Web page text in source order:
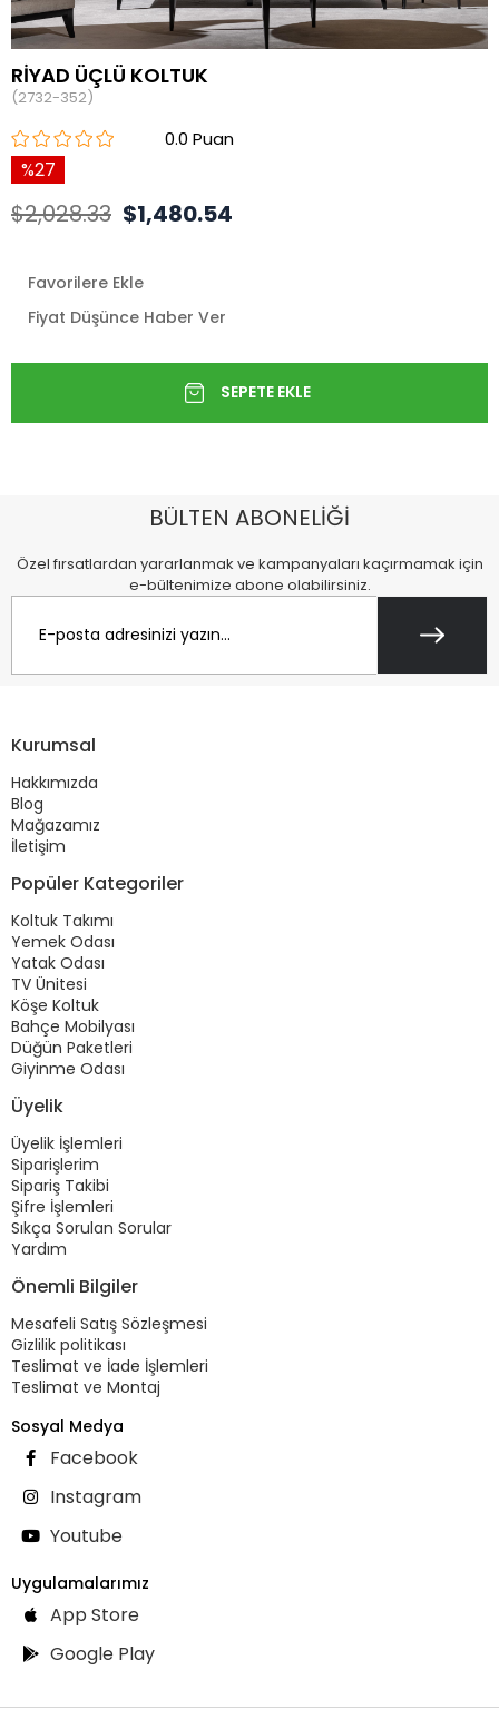
RİYAD ÜÇLÜ KOLTUK
(2732-352)
0.0
27
$2,028.33 $1,480.54
Favorilere Ekle
Fiyat Düşünce Haber Ver
BÜLTEN ABONELİĞİ
Özel fırsatlardan yararlanmak ve kampanyaları kaçırmamak için
e-bültenimize abone olabilirsiniz.
Kurumsal
Hakkımızda
Blog
Mağazamız
İletişim
Popüler Kategoriler
Koltuk Takımı
Yemek Odası
Yatak Odası
TV Ünitesi
Köşe Koltuk
Bahçe Mobilyası
Düğün Paketleri
Giyinme Odası
Üyelik
Üyelik İşlemleri
Siparişlerim
Sipariş Takibi
Şifre İşlemleri
Sıkça Sorulan Sorular
Yardım
Önemli Bilgiler
Mesafeli Satış Sözleşmesi
Gizlilik politikası
Teslimat ve İade İşlemleri
Teslimat ve Montaj
Sosyal Medya
Facebook
Instagram
Youtube
Uygulamalarımız
App Store
Google Play